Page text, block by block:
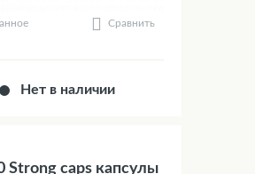
Сравнить
Нет в наличии
Strong caps капсулы